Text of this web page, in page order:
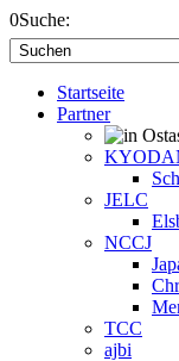
0Suche:
Startseite
Partner
JELC
NCCJ
TCC
ajbi